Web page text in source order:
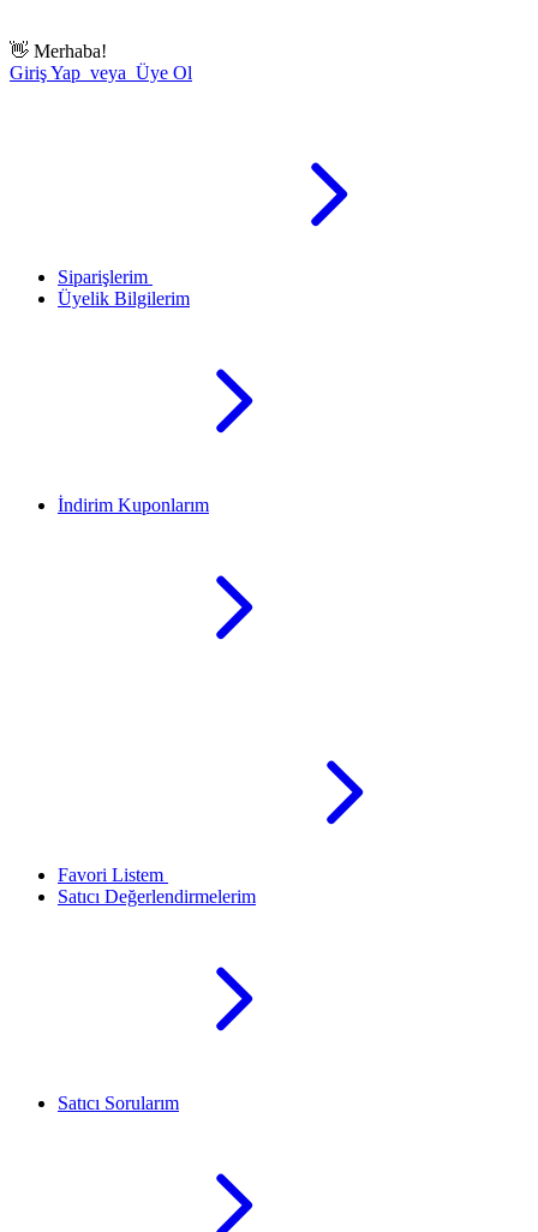
👋 Merhaba!
Giriş Yap veya Üye Ol
Siparişlerim
Üyelik Bilgilerim
İndirim Kuponlarım
Favori Listem
Satıcı Değerlendirmelerim
Satıcı Sorularım